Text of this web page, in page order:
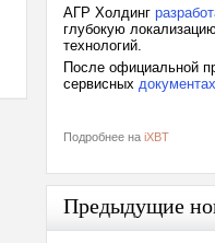
АГР Холдинг
глубокую
технологий.
После официальной
сервисных
Подробнее на iXBT
Предыдущие